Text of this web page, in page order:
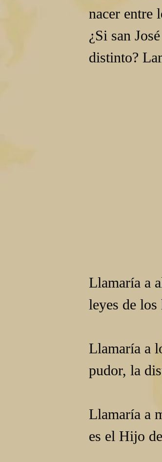
nacer entre
¿Si san
distinto?
Llamaría a
leyes de
Llamaría a
pudor, la
Llamaría a
es el Hijo